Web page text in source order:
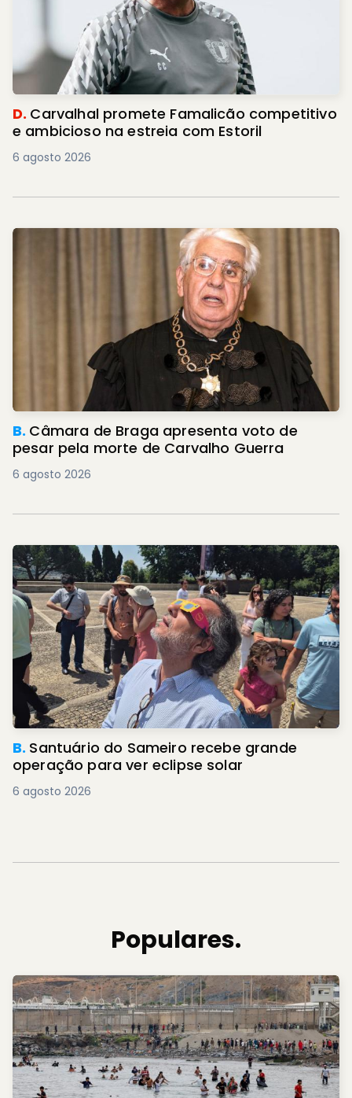
D. Carvalhal promete Famalicão competitivo
e ambicioso na estreia com Estoril
6 agosto 2026
B. Câmara de Braga apresenta voto de
pesar pela morte de Carvalho Guerra
6 agosto 2026
B. Santuário do Sameiro recebe grande
operação para ver eclipse solar
6 agosto 2026
Populares.